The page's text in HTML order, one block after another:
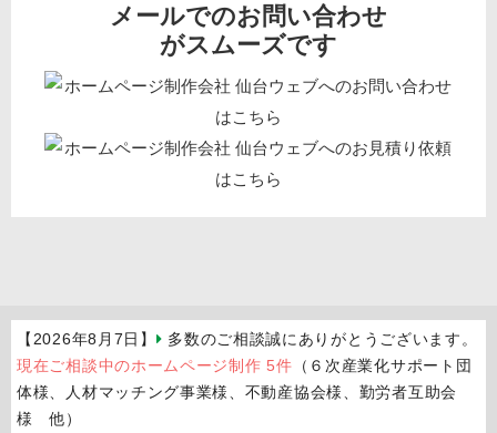
メールでのお問い合わせ
がスムーズです
【2026年8月7日】
多数のご相談誠にありがとうございます。
現在ご相談中のホームページ制作 5件 （６次産業化サポート団
体様、人材マッチング事業様、不動産協会様、勤労者互助会
様 他）